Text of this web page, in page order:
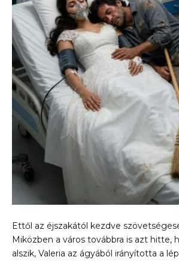
Ettől az éjszakától kezdve
Miközben a város továbbra is azt hitte,
alszik, Valeria az ágyából irányította a